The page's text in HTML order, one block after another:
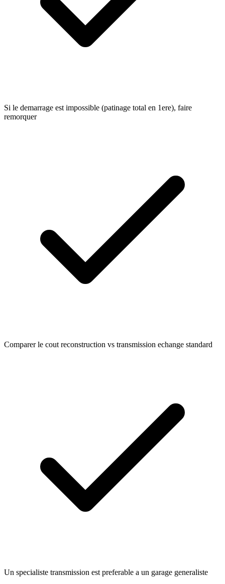
Si le demarrage est impossible (patinage total en 1ere), faire
remorquer
Comparer le cout reconstruction vs transmission echange standard
Un specialiste transmission est preferable a un garage generaliste